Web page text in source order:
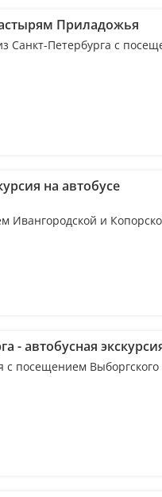
Приладожья
Санкт-Петербурга с
на автобусе
Ивангородской и
- автобусная
с посещением